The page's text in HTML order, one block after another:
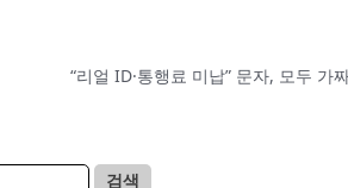
“리얼 ID·통행료 미납” 문자, 모두
검색